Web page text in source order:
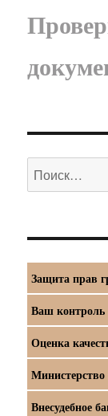
Искать:
Защита прав
Ваш контроль
Оценка
Министерство
Внесудебное